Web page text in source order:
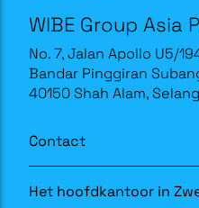
WIBE Group Asia
No. 7, Jalan Apollo U5/
Bandar Pinggiran
40150 Shah Alam,
Contact
Het hoofdkantoor in